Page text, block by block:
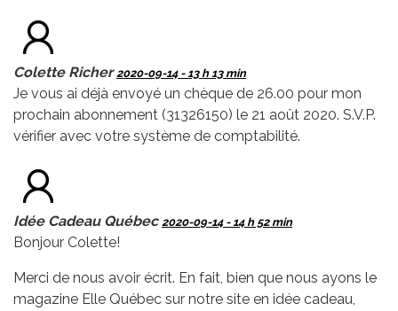
Colette Richer2020-09-14 - 13 h 13 min
Je vous ai déjà envoyé un chèque de 26.00 pour mon
prochain abonnement (31326150) le 21 août 2020. S.V.P.
vérifier avec votre système de comptabilité.
Idée Cadeau Québec 2020-09-14 - 14 h 52 min
Bonjour Colette!
Merci de nous avoir écrit. En fait, bien que nous ayons le
magazine Elle Québec sur notre site en idée cadeau,